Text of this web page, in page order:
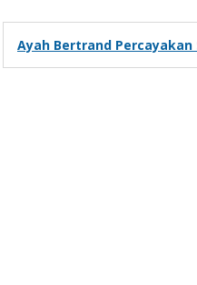
Ayah Bertrand